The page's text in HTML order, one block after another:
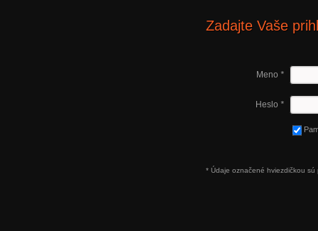
Zadajte Vaše
Meno *
Heslo *
* Údaje označené hviezdičkou sú